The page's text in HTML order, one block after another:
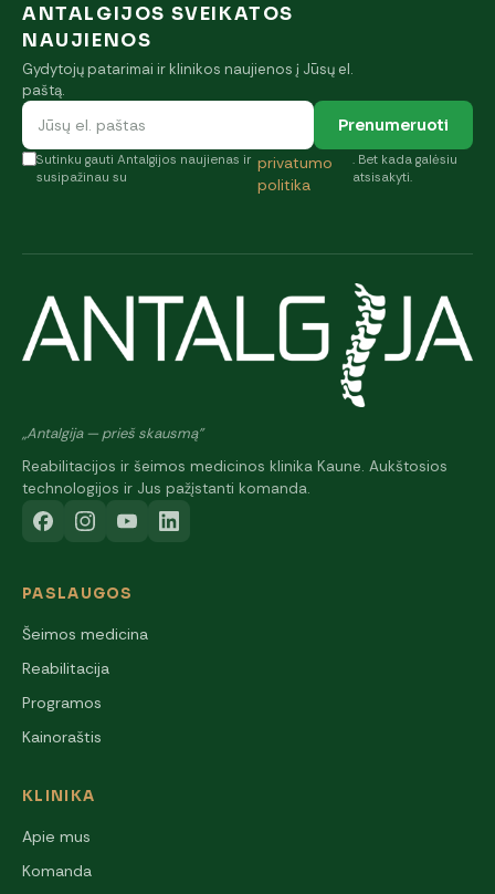
ANTALGIJOS SVEIKATOS
NAUJIENOS
Gydytojų patarimai ir klinikos naujienos į Jūsų el.
paštą.
Prenumeruoti
Sutinku gauti Antalgijos naujienas ir
susipažinau su
privatumo
politika
. Bet kada galėsiu
atsisakyti.
„Antalgija — prieš skausmą"
Reabilitacijos ir šeimos medicinos klinika Kaune. Aukštosios
technologijos ir Jus pažįstanti komanda.
PASLAUGOS
Šeimos medicina
Reabilitacija
Programos
Kainoraštis
KLINIKA
Apie mus
Komanda